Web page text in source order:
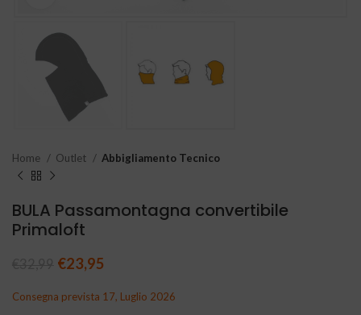
Home Outlet Abbigliamento Tecnico
BULA Passamontagna convertibile
Primaloft
Il prezzo originale era: €32,99.
€23,95
Consegna prevista 17, Luglio 2026